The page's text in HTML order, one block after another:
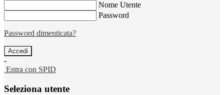
Nome Utente
Password
Password dimenticata?
-
Entra con SPID
Seleziona utente